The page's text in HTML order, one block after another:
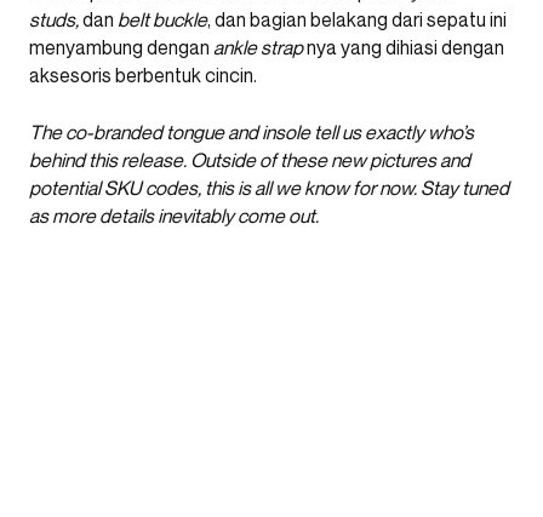
studs,dan belt buckle, dan bagian belakang dari sepatu ini
menyambung dengan ankle strapnya yang dihiasi dengan
aksesoris berbentuk cincin.
The co-branded tongue and insole tell us exactly who’s
behind this release. Outside of these new pictures and
potential SKU codes, this is all we know for now. Stay tuned
as more details inevitably come out.